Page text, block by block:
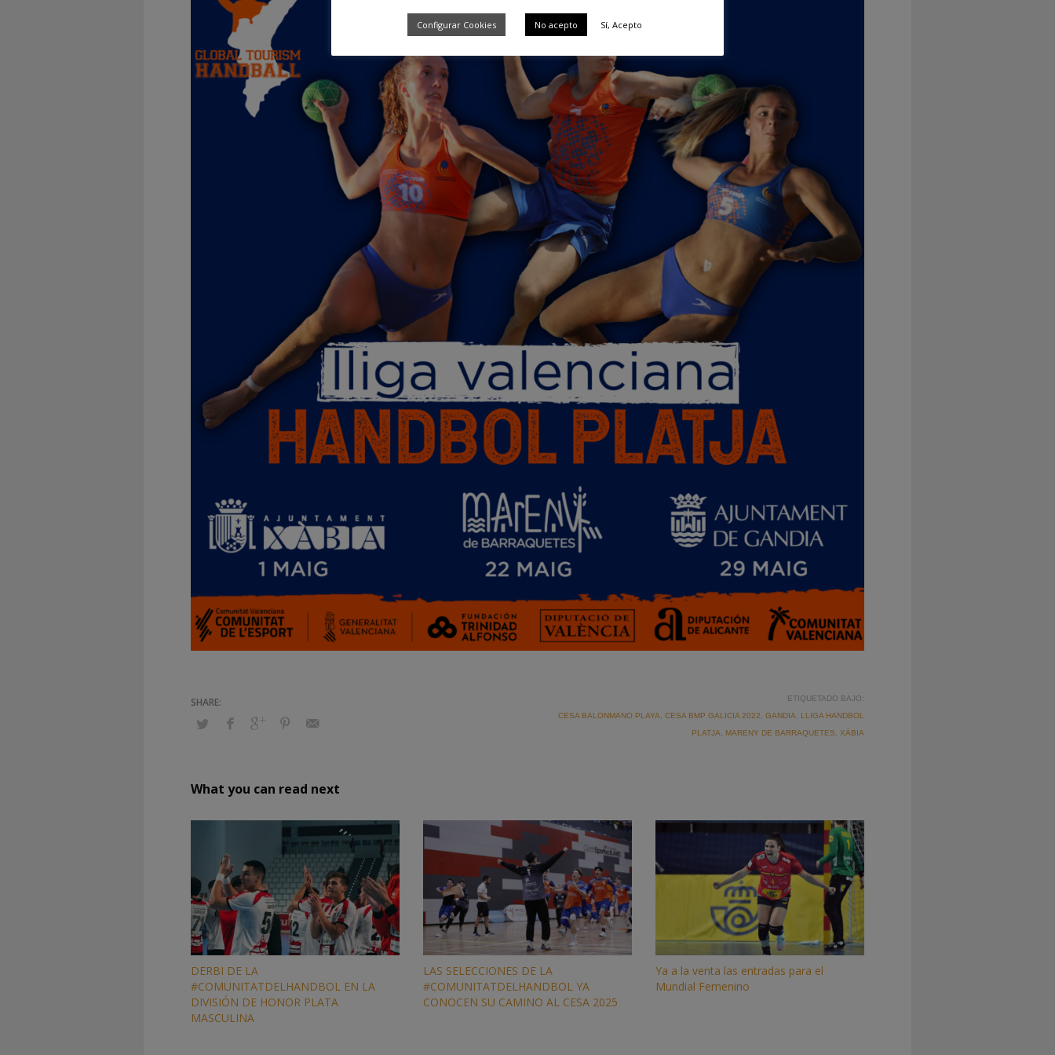
ETIQUETADO BAJO:
CESA BALONMANO PLAYA
CESA BMP GALICIA 2022 GANDIA
LLIGA HANDBOL
PLATJA
MARENY DE BARRAQUETES XÀBIA
What you can read next
DERBI DE LA
#COMUNITATDELHANDBOL EN LA
DIVISIÓN DE HONOR PLATA
MASCULINA
LAS SELECCIONES DE LA
#COMUNITATDELHANDBOL YA
CONOCEN SU CAMINO AL CESA 2025
Ya a la venta las entradas para el
Mundial Femenino
Configurar Cookies No acepto Sí, Acepto